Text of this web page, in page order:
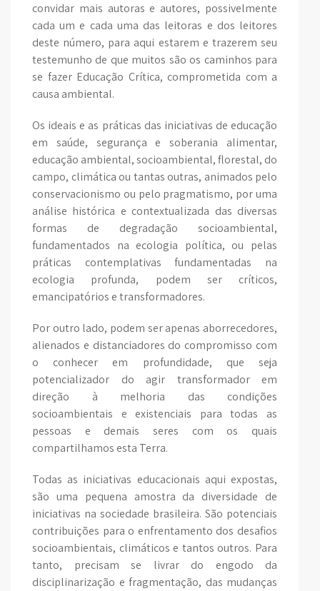
convidar mais autoras e autores, possivelmente
cada um e cada uma das leitoras e dos leitores
deste número, para aqui estarem e trazerem seu
testemunho de que muitos são os caminhos para
se fazer Educação Crítica, comprometida com a
causa ambiental.
Os ideais e as práticas das iniciativas de educação
em saúde, segurança e soberania alimentar,
educação ambiental, socioambiental, florestal, do
campo, climática ou tantas outras, animados pelo
conservacionismo ou pelo pragmatismo, por uma
análise histórica e contextualizada das diversas
formas de degradação socioambiental,
fundamentados na ecologia política, ou pelas
práticas contemplativas fundamentadas na
ecologia profunda, podem ser críticos,
emancipatórios e transformadores.
Por outro lado, podem ser apenas aborrecedores,
alienados e distanciadores do compromisso com
o conhecer em profundidade, que seja
potencializador do agir transformador em
direção à melhoria das condições
socioambientais e existenciais para todas as
pessoas e demais seres com os quais
compartilhamos esta Terra.
Todas as iniciativas educacionais aqui expostas,
são uma pequena amostra da diversidade de
iniciativas na sociedade brasileira. São potenciais
contribuições para o enfrentamento dos desafios
socioambientais, climáticos e tantos outros. Para
tanto, precisam se livrar do engodo da
disciplinarização e fragmentação, das mudanças